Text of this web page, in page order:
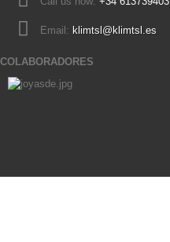
Email: klimtsl@klimtsl.es
COLABORADORES